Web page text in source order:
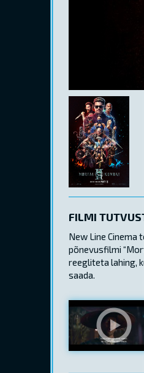
FILMI
New Line Cinema
põnevusfilmi
reegliteta lahing,
saada.